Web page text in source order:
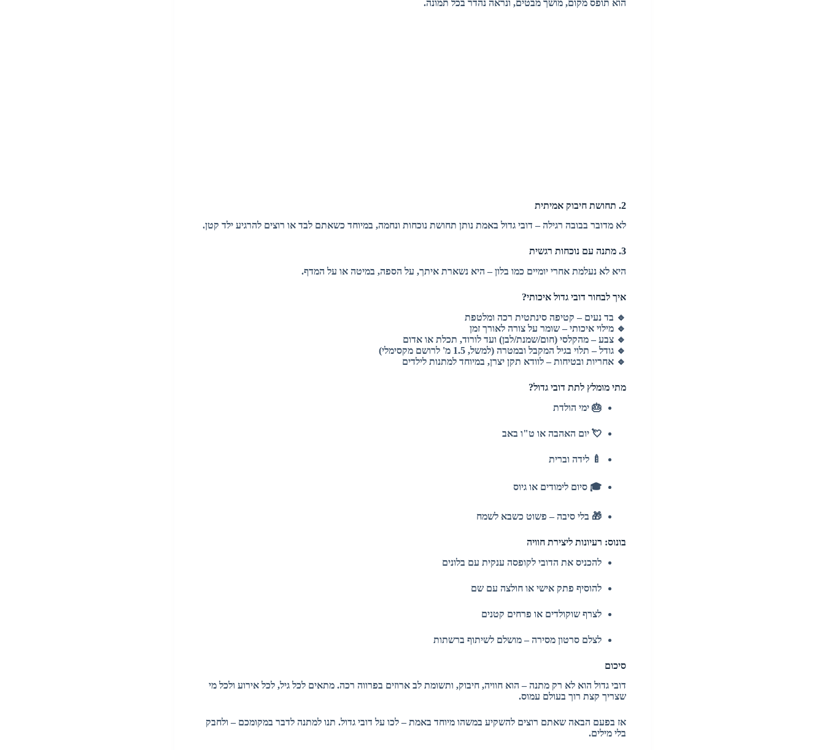
הוא תופס מקום, מושך מבטים, ונראה נהדר בכל תמונה.
2. תחושת חיבוק אמיתית
לא מדובר בבובה רגילה – דובי גדול באמת נותן תחושת נוכחות ונחמה, במיוחד כשאתם לבד או רוצים להרגיע ילד קטן.
3. מתנה עם נוכחות רגשית
היא לא נעלמת אחרי יומיים כמו בלון – היא נשארת איתך, על הספה, במיטה או על המדף.
איך לבחור דובי גדול איכותי?
🔹 בד נעים – קטיפה סינתטית רכה ומלטפת
🔹 מילוי איכותי – שומר על צורה לאורך זמן
🔹 צבע – מהקלסי (חום/שמנת/לבן) ועד לורוד, תכלת או אדום
🔹 גודל – תלוי בגיל המקבל ובמטרה (למשל, 1.5 מ' לרושם מקסימלי)
🔹 אחריות ובטיחות – לוודא תקן יצרן, במיוחד למתנות לילדים
מתי מומלץ לתת דובי גדול?
🎂 ימי הולדת
💘 יום האהבה או ט"ו באב
🍼 לידה וברית
🎓 סיום לימודים או גיוס
🎁 בלי סיבה – פשוט כשבא לשמח
בונוס: רעיונות ליצירת חוויה
להכניס את הדובי לקופסה ענקית עם בלונים
להוסיף פתק אישי או חולצה עם שם
לצרף שוקולדים או פרחים קטנים
לצלם סרטון מסירה – מושלם לשיתוף ברשתות
סיכום
דובי גדול הוא לא רק מתנה – הוא חוויה, חיבוק, ותשומת לב ארוזים בפרווה רכה. מתאים לכל גיל, לכל אירוע ולכל מי
שצריך קצת רוך בעולם עמוס.
אז בפעם הבאה שאתם רוצים להשקיע במשהו מיוחד באמת – לכו על דובי גדול. תנו למתנה לדבר במקומכם – ולחבק
בלי מילים.